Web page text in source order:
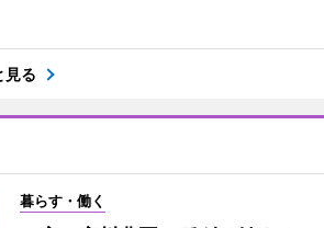
見る
暮らす・働く